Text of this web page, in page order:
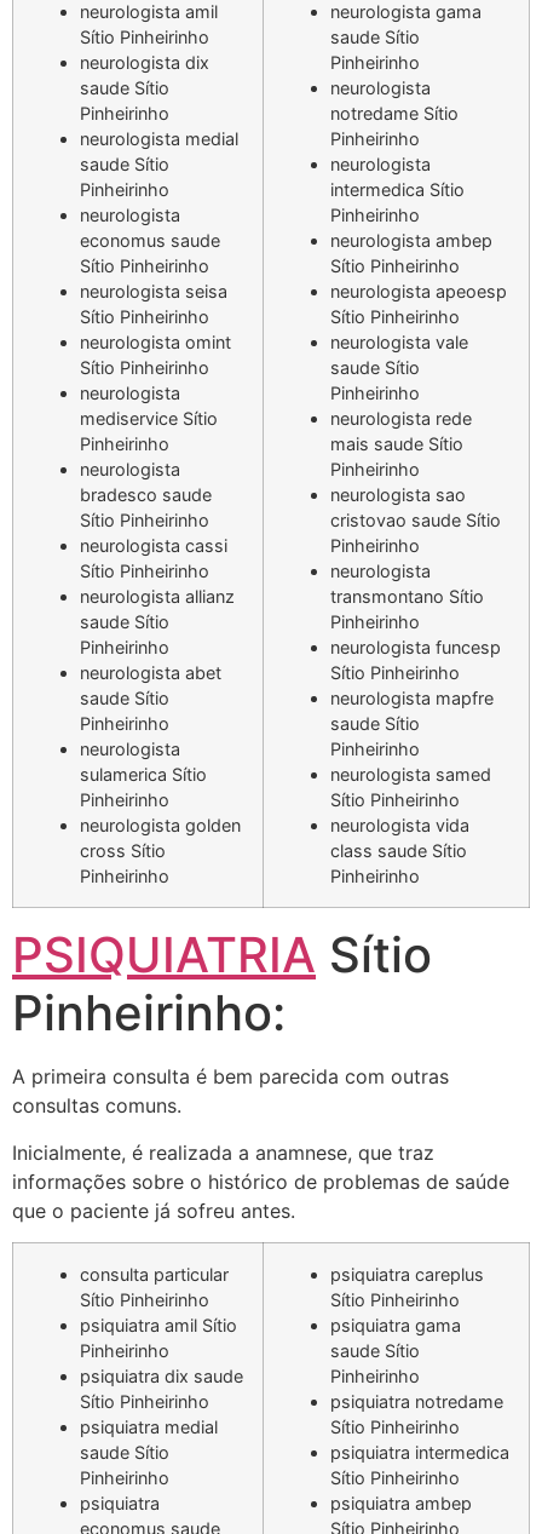
neurologista amil
Sítio Pinheirinho
neurologista dix
saude Sítio
Pinheirinho
neurologista medial
saude Sítio
Pinheirinho
neurologista
economus saude
Sítio Pinheirinho
neurologista seisa
Sítio Pinheirinho
neurologista omint
Sítio Pinheirinho
neurologista
mediservice Sítio
Pinheirinho
neurologista
bradesco saude
Sítio Pinheirinho
neurologista cassi
Sítio Pinheirinho
neurologista allianz
saude Sítio
Pinheirinho
neurologista abet
saude Sítio
Pinheirinho
neurologista
sulamerica Sítio
Pinheirinho
neurologista golden
cross Sítio
Pinheirinho
neurologista gama
saude Sítio
Pinheirinho
neurologista
notredame Sítio
Pinheirinho
neurologista
intermedica Sítio
Pinheirinho
neurologista ambep
Sítio Pinheirinho
neurologista apeoesp
Sítio Pinheirinho
neurologista vale
saude Sítio
Pinheirinho
neurologista rede
mais saude Sítio
Pinheirinho
neurologista sao
cristovao saude Sítio
Pinheirinho
neurologista
transmontano Sítio
Pinheirinho
neurologista funcesp
Sítio Pinheirinho
neurologista mapfre
saude Sítio
Pinheirinho
neurologista samed
Sítio Pinheirinho
neurologista vida
class saude Sítio
Pinheirinho
PSIQUIATRIA Sítio
Pinheirinho:
A primeira consulta é bem parecida com outras
consultas comuns.
Inicialmente, é realizada a anamnese, que traz
informações sobre o histórico de problemas de saúde
que o paciente já sofreu antes.
consulta particular
Sítio Pinheirinho
psiquiatra amil Sítio
Pinheirinho
psiquiatra dix saude
Sítio Pinheirinho
psiquiatra medial
saude Sítio
Pinheirinho
psiquiatra
economus saude
psiquiatra careplus
Sítio Pinheirinho
psiquiatra gama
saude Sítio
Pinheirinho
psiquiatra notredame
Sítio Pinheirinho
psiquiatra intermedica
Sítio Pinheirinho
psiquiatra ambep
Sítio Pinheirinho